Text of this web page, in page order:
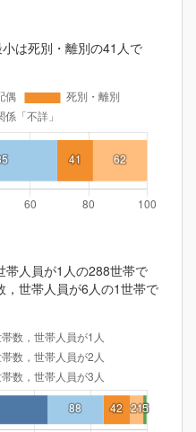
は死別・離別の41人で
帯人員が1人の288世帯で
世帯人員が6人の1世帯で